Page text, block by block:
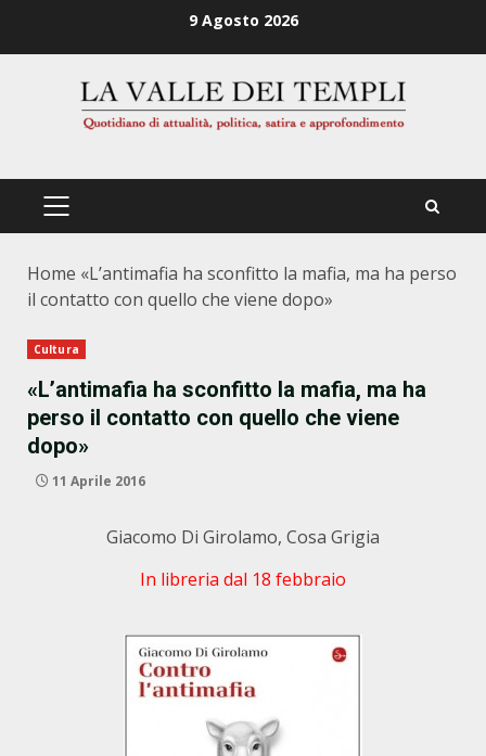
9 Agosto 2026
PRIMÄRES
Home «L’antimafia ha sconfitto la mafia, ma ha perso
il contatto con quello che viene dopo»
Cultura
«L’antimafia ha sconfitto la mafia, ma ha
perso il contatto con quello che viene
dopo»
11 Aprile 2016
Giacomo Di Girolamo, Cosa Grigia
In libreria dal 18 febbraio